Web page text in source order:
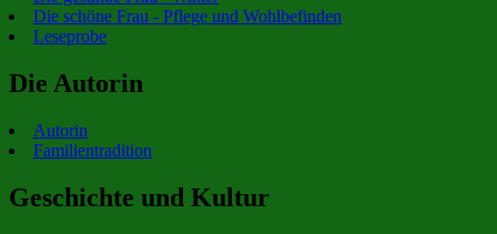
Die schöne Frau - Pflege und Wohlbefinden
Leseprobe
Die Autorin
Autorin
Familientradition
Geschichte und Kultur